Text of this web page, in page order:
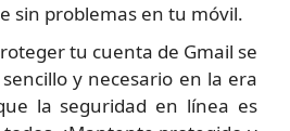
sin problemas en tu móvil.
tu cuenta de Gmail se
y necesario en la era
la seguridad en línea es